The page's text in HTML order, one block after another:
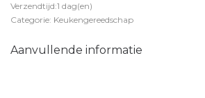
Verzendtijd:1 dag(en)
Categorie: Keukengereedschap
Aanvullende informatie